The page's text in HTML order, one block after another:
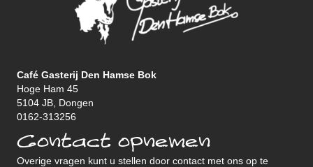
Café Gasterij Den Hamse Bok
Hoge Ham 45
5104 JB, Dongen
0162-313256
Contact opnemen
Overige vragen kunt u stellen door contact met ons op te